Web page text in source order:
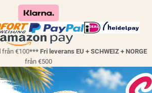
från €100*** Fri leverans EU + SCHWEIZ + NORGE
från €500